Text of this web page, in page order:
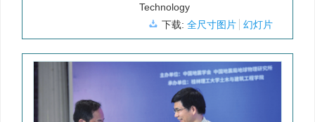
Technology
下载: 全尺寸图片 幻灯片